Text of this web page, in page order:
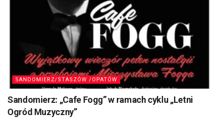
SANDOMIERZ/STASZÓW /OPATÓW
Sandomierz: „Cafe Fogg” w ramach cyklu „Letni
Ogród Muzyczny”